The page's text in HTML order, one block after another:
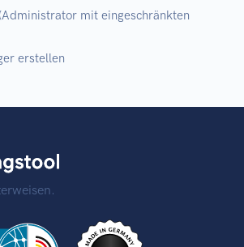
mit eingeschränkten
erstellen